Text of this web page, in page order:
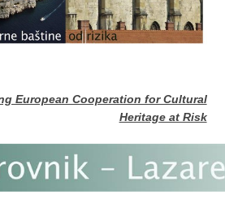
European Cooperation for Cultural
Heritage at Risk